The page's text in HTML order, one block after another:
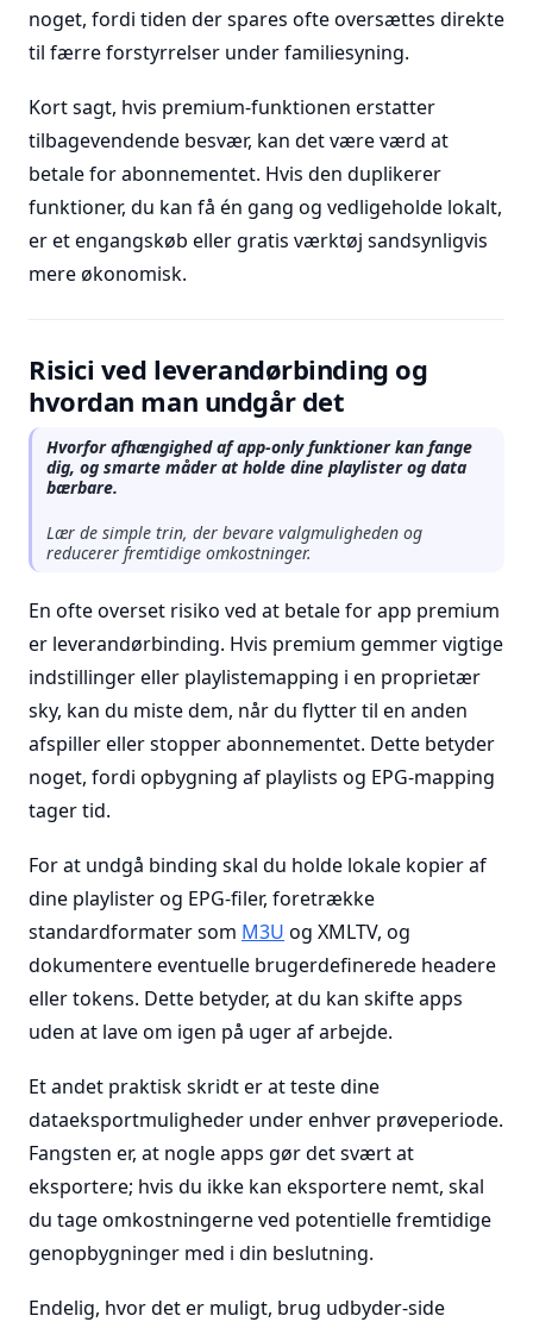
noget, fordi tiden der spares ofte oversættes direkte
til færre forstyrrelser under familiesyning.
Kort sagt, hvis premium-funktionen erstatter
tilbagevendende besvær, kan det være værd at
betale for abonnementet. Hvis den duplikerer
funktioner, du kan få én gang og vedligeholde lokalt,
er et engangskøb eller gratis værktøj sandsynligvis
mere økonomisk.
Risici ved leverandørbinding og
hvordan man undgår det
Hvorfor afhængighed af app-only funktioner kan fange
dig, og smarte måder at holde dine playlister og data
bærbare.
Lær de simple trin, der bevare valgmuligheden og
reducerer fremtidige omkostninger.
En ofte overset risiko ved at betale for app premium
er leverandørbinding. Hvis premium gemmer vigtige
indstillinger eller playlistemapping i en proprietær
sky, kan du miste dem, når du flytter til en anden
afspiller eller stopper abonnementet. Dette betyder
noget, fordi opbygning af playlists og EPG-mapping
tager tid.
For at undgå binding skal du holde lokale kopier af
dine playlister og EPG-filer, foretrække
standardformater som M3U og XMLTV, og
dokumentere eventuelle brugerdefinerede headere
eller tokens. Dette betyder, at du kan skifte apps
uden at lave om igen på uger af arbejde.
Et andet praktisk skridt er at teste dine
dataeksportmuligheder under enhver prøveperiode.
Fangsten er, at nogle apps gør det svært at
eksportere; hvis du ikke kan eksportere nemt, skal
du tage omkostningerne ved potentielle fremtidige
genopbygninger med i din beslutning.
Endelig, hvor det er muligt, brug udbyder-side